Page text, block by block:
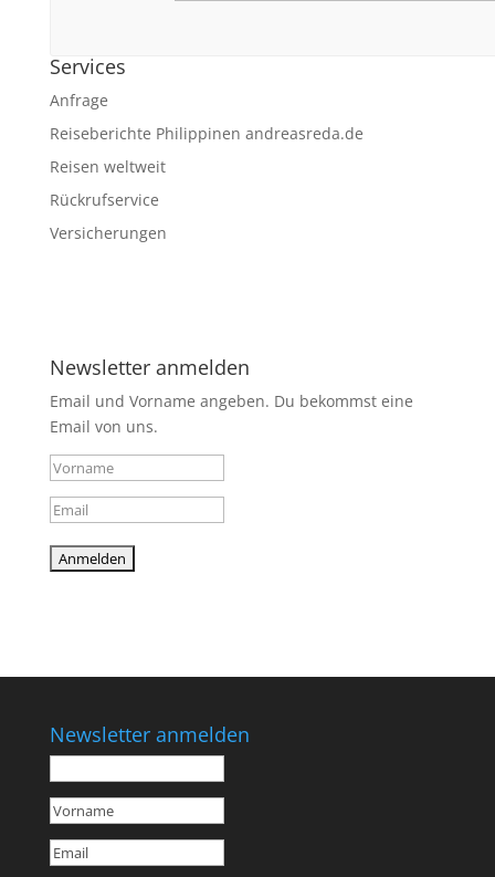
Services
Anfrage
Reiseberichte Philippinen andreasreda.de
Reisen weltweit
Rückrufservice
Versicherungen
Newsletter anmelden
Email und Vorname angeben. Du bekommst eine
Email von uns.
Newsletter anmelden